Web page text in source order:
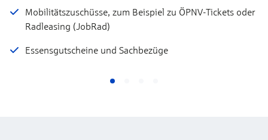
Mobilitätszuschüsse, zum Beispiel zu ÖPNV-Tickets oder
Radleasing (JobRad)
Essensgutscheine und Sachbezüge